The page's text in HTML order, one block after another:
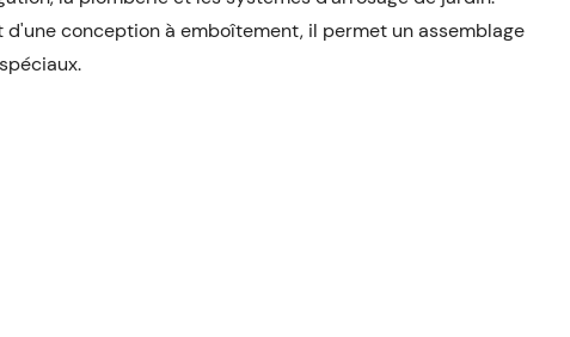
d'une conception à emboîtement, il permet un assemblage